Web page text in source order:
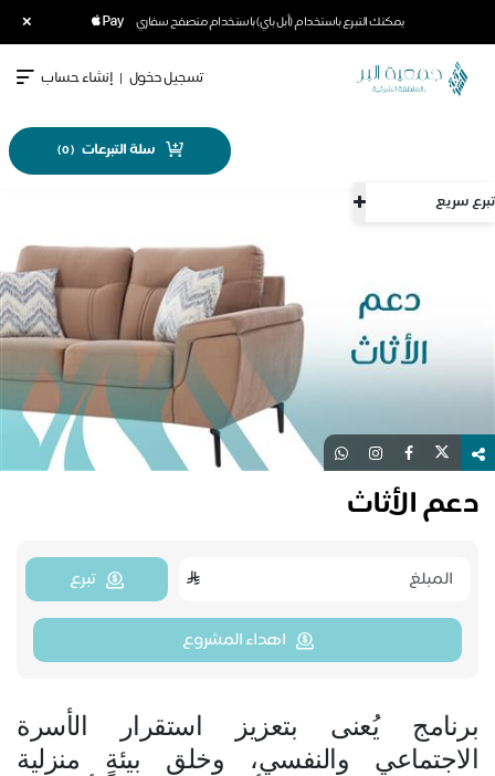
يمكنك التبرع باستخدام (أبل باي) باستخدام متصفح سفاري ×
تبرع سريع
تسجيل دخول | إنشاء حساب
سلة التبرعات (
0
)
دعم الأثاث
تبرع
اهداء المشروع
برنامج يُعنى بتعزيز استقرار الأسرة
الاجتماعي والنفسي، وخلقِ بيئةٍ منزلية